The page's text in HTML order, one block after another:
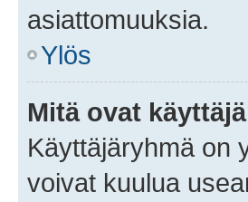
asiattomuuksia.
Ylös
Mitä ovat
Käyttäjäryhmä on
voivat kuulua